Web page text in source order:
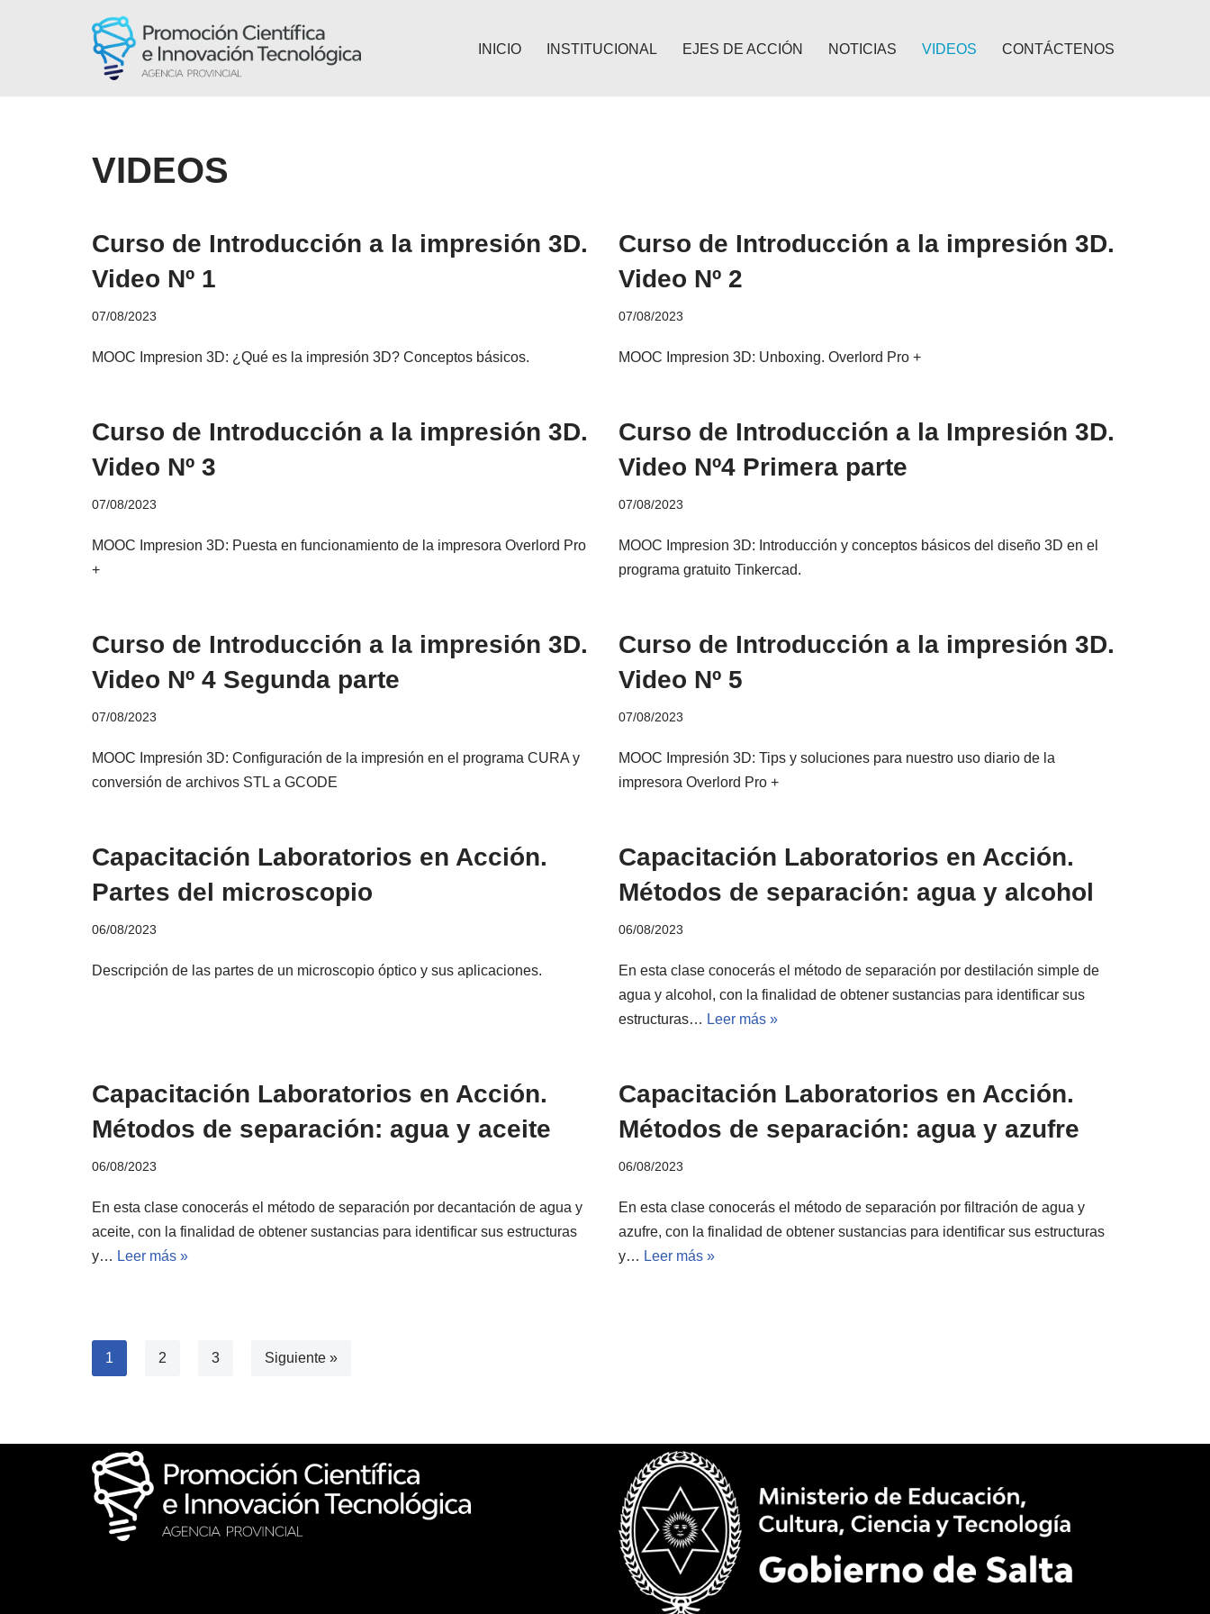
INICIO INSTITUCIONAL EJES DE ACCIÓN NOTICIAS VIDEOS CONTÁCTENOS
VIDEOS
Curso de Introducción a la impresión 3D.
Video Nº 1
07/08/2023
MOOC Impresion 3D: ¿Qué es la impresión 3D? Conceptos básicos.
Curso de Introducción a la impresión 3D.
Video Nº 2
07/08/2023
MOOC Impresion 3D: Unboxing. Overlord Pro +
Curso de Introducción a la impresión 3D.
Video Nº 3
07/08/2023
MOOC Impresion 3D: Puesta en funcionamiento de la impresora Overlord Pro
+
Curso de Introducción a la Impresión 3D.
Video Nº4 Primera parte
07/08/2023
MOOC Impresion 3D: Introducción y conceptos básicos del diseño 3D en el
programa gratuito Tinkercad.
Curso de Introducción a la impresión 3D.
Video Nº 4 Segunda parte
07/08/2023
MOOC Impresión 3D: Configuración de la impresión en el programa CURA y
conversión de archivos STL a GCODE
Curso de Introducción a la impresión 3D.
Video Nº 5
07/08/2023
MOOC Impresión 3D: Tips y soluciones para nuestro uso diario de la
impresora Overlord Pro +
Capacitación Laboratorios en Acción.
Partes del microscopio
06/08/2023
Descripción de las partes de un microscopio óptico y sus aplicaciones.
Capacitación Laboratorios en Acción.
Métodos de separación: agua y alcohol
06/08/2023
En esta clase conocerás el método de separación por destilación simple de
agua y alcohol, con la finalidad de obtener sustancias para identificar sus
estructuras… Leer más »
Capacitación Laboratorios en Acción.
Métodos de separación: agua y aceite
06/08/2023
En esta clase conocerás el método de separación por decantación de agua y
aceite, con la finalidad de obtener sustancias para identificar sus estructuras
y… Leer más »
Capacitación Laboratorios en Acción.
Métodos de separación: agua y azufre
06/08/2023
En esta clase conocerás el método de separación por filtración de agua y
azufre, con la finalidad de obtener sustancias para identificar sus estructuras
y… Leer más »
1 2 3 Siguiente »